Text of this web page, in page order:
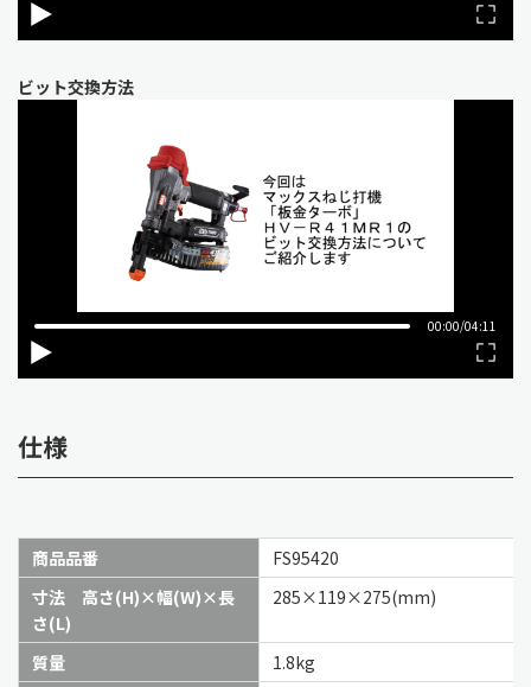
ビット交換方法
仕様
商品品番
FS95420
寸法 高さ(H)×幅(W)×長
さ(L)
285×119×275(mm)
質量
1.8kg